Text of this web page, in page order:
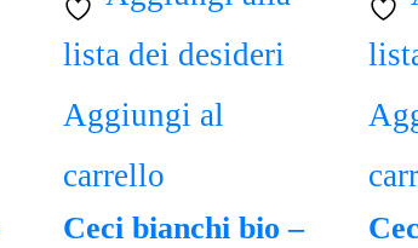
lista dei desideri
Aggiungi al
carrello
Ceci bianchi bio –